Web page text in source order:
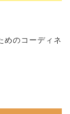
めのコーディネ